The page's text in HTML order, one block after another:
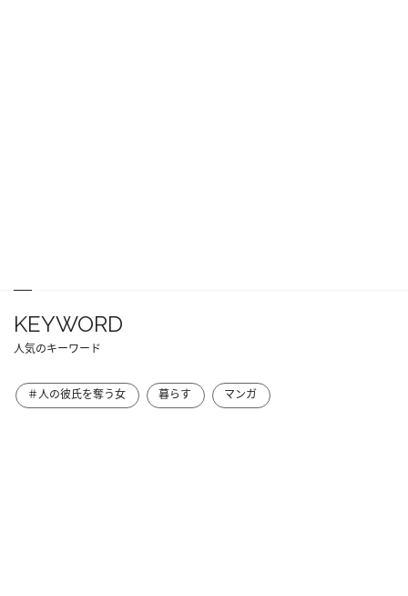
KEYWORD
人気のキーワード
＃人の彼氏を奪う女 暮らす マンガ